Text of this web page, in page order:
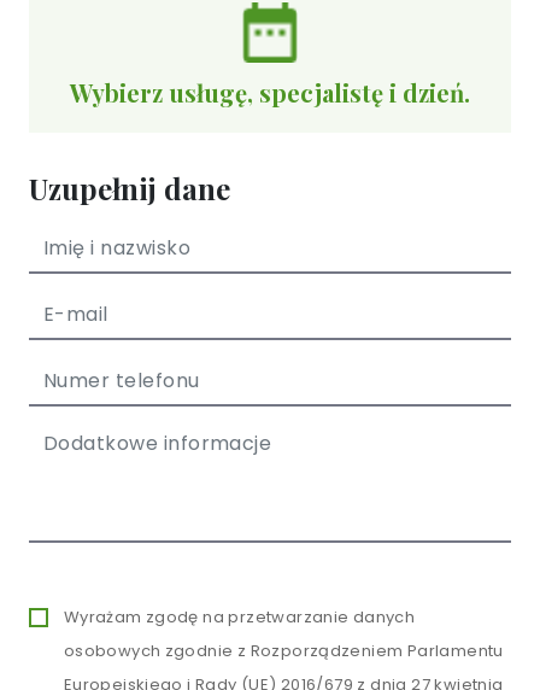
Wybierz usługę, specjalistę i dzień.
Uzupełnij dane
Wyrażam zgodę na przetwarzanie danych
osobowych zgodnie z Rozporządzeniem Parlamentu
Europejskiego i Rady (UE) 2016/679 z dnia 27 kwietnia